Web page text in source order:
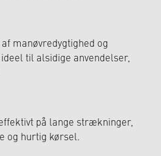
manøvredygtighed og
til alsidige anvendelser,
på lange strækninger,
og hurtig kørsel.